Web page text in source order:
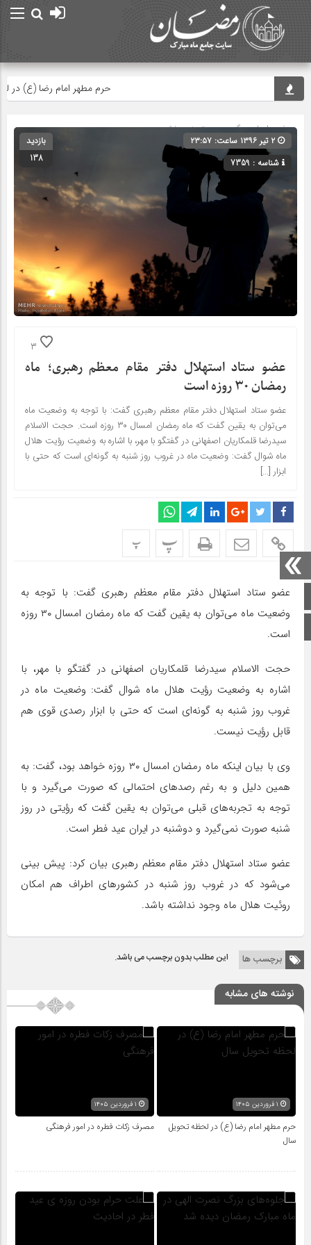
صفحه اصلی
اینستاگرام
حرم مطهر امام رضا (ع) در لحظه
صفحه اصلی» گروه » دسته‌بندی نشده
شناسه : 7359
بازدید
138
3
عضو ستاد استهلال دفتر مقام معظم رهبری؛ ماه
رمضان ۳۰ روزه است
عضو ستاد استهلال دفتر مقام معظم رهبری گفت: با توجه به وضعیت ماه
می‌توان به یقین گفت که ماه رمضان امسال ۳۰ روزه است. حجت الاسلام
سیدرضا قلمکاریان اصفهانی در گفتگو با مهر، با اشاره به وضعیت رؤیت هلال
ماه شوال گفت: وضعیت ماه در غروب روز شنبه به گونه‌ای است که حتی با
ابزار […]
پ پ
عضو ستاد استهلال دفتر مقام معظم رهبری گفت: با توجه به
وضعیت ماه می‌توان به یقین گفت که ماه رمضان امسال ۳۰ روزه
است.
حجت الاسلام سیدرضا قلمکاریان اصفهانی در گفتگو با مهر، با
اشاره به وضعیت رؤیت هلال ماه شوال گفت: وضعیت ماه در
غروب روز شنبه به گونه‌ای است که حتی با ابزار رصدی قوی هم
قابل رؤیت نیست.
وی با بیان اینکه ماه رمضان امسال ۳۰ روزه خواهد بود، گفت: به
همین دلیل و به رغم رصدهای احتمالی که صورت می‌گیرد و با
توجه به تجربه‌های قبلی می‌توان به یقین گفت که رؤیتی در روز
شنبه صورت نمی‌گیرد و دوشنبه در ایران عید فطر است.
عضو ستاد استهلال دفتر مقام معظم رهبری بیان کرد: پیش بینی
می‌شود که در غروب روز شنبه در کشورهای اطراف هم امکان
روئیت هلال ماه وجود نداشته باشد.
برچسب ها این مطلب بدون برچسب می باشد.
نوشته های مشابه
حرم مطهر امام رضا (ع) در لحظه تحویل
سال
مصرف زکات فطره در امور فرهنگی